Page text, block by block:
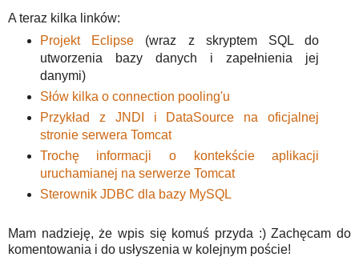
A teraz kilka linków:
Projekt Eclipse(wraz z skryptem SQL do
utworzenia bazy danych i zapełnienia jej
danymi)
Słów kilka o connection pooling'u
Przykład z JNDI i DataSource na oficjalnej
stronie serwera Tomcat
Trochę informacji o kontekście aplikacji
uruchamianej na serwerze Tomcat
Sterownik JDBC dla bazy MySQL
Mam nadzieję, że wpis się komuś przyda :) Zachęcam do
komentowania i do usłyszenia w kolejnym poście!